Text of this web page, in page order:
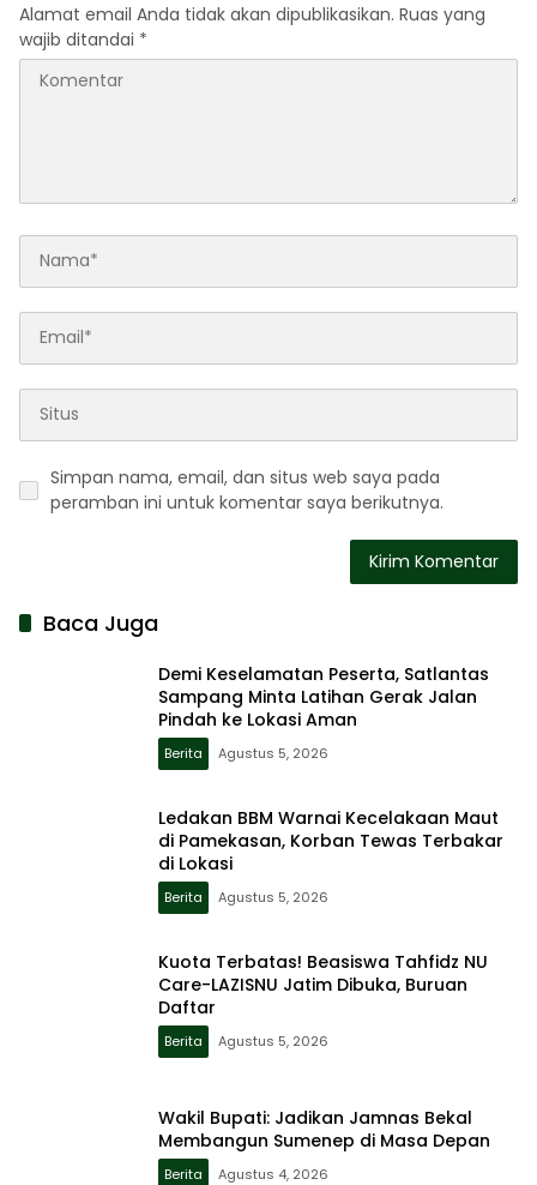
Alamat email Anda tidak akan dipublikasikan. Ruas yang
wajib ditandai *
Simpan nama, email, dan situs web saya pada
peramban ini untuk komentar saya berikutnya.
Baca Juga
Demi Keselamatan Peserta, Satlantas
Sampang Minta Latihan Gerak Jalan
Pindah ke Lokasi Aman
Berita Agustus 5, 2026
Ledakan BBM Warnai Kecelakaan Maut
di Pamekasan, Korban Tewas Terbakar
di Lokasi
Berita Agustus 5, 2026
Kuota Terbatas! Beasiswa Tahfidz NU
Care-LAZISNU Jatim Dibuka, Buruan
Daftar
Berita Agustus 5, 2026
Wakil Bupati: Jadikan Jamnas Bekal
Membangun Sumenep di Masa Depan
Berita Agustus 4, 2026